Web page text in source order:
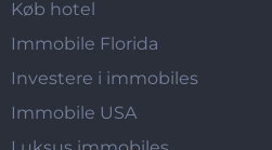
Køb hotel
Immobile Florida
Investere i immobiles
Immobile USA